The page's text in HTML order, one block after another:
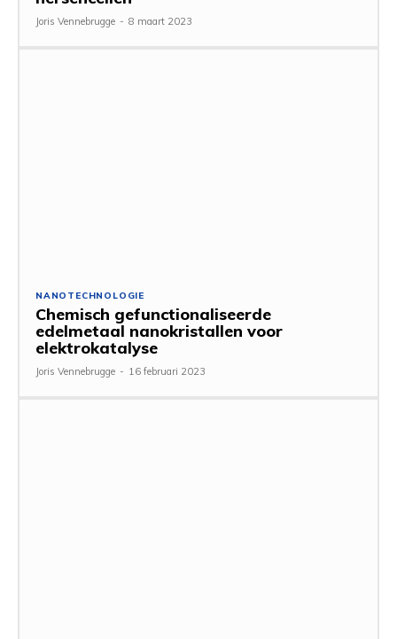
Joris Vennebrugge - 8 maart 2023
NANOTECHNOLOGIE
Chemisch gefunctionaliseerde
edelmetaal nanokristallen voor
elektrokatalyse
Joris Vennebrugge - 16 februari 2023